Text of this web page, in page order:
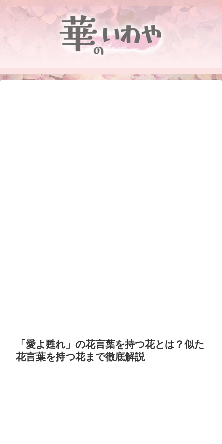
「愛よ甦れ」の花言葉を持つ花とは？似た
花言葉を持つ花まで徹底解説